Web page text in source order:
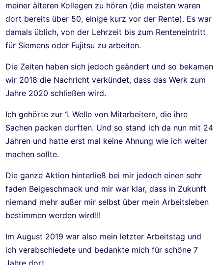
meiner älteren Kollegen zu hören (die meisten waren
dort bereits über 50, einige kurz vor der Rente). Es war
damals üblich, von der Lehrzeit bis zum Renteneintritt
für Siemens oder Fujitsu zu arbeiten.
Die Zeiten haben sich jedoch geändert und so bekamen
wir 2018 die Nachricht verkündet, dass das Werk zum
Jahre 2020 schließen wird.
Ich gehörte zur 1. Welle von Mitarbeitern, die ihre
Sachen packen durften. Und so stand ich da nun mit 24
Jahren und hatte erst mal keine Ahnung wie ich weiter
machen sollte.
Die ganze Aktion hinterließ bei mir jedoch einen sehr
faden Beigeschmack und mir war klar, dass in Zukunft
niemand mehr außer mir selbst über mein Arbeitsleben
bestimmen werden wird!!!
Im August 2019 war also mein letzter Arbeitstag und
ich verabschiedete und bedankte mich für schöne 7
Jahre dort.